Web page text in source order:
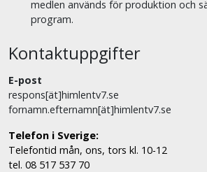
medlen används för produktion och
program.
Kontaktuppgifter
E-post
respons[ät]himlentv7.se
fornamn.efternamn[ät]himlentv7.se
Telefon i Sverige:
Telefontid mån, ons, tors kl. 10-12
tel. 08 517 537 70